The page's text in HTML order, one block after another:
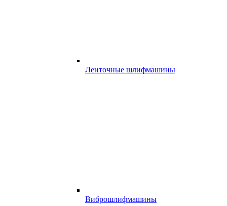
Ленточные шлифмашины
Виброшлифмашины